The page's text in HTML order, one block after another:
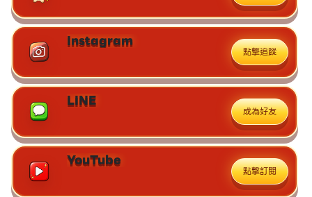
Instagram
點擊追蹤
LINE
成為好友
YouTube
點擊訂閱